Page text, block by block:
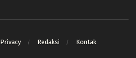
Privacy Redaksi Kontak